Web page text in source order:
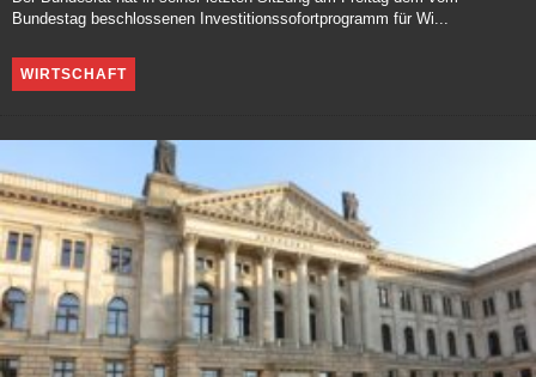
Bundestag beschlossenen Investitionssofortprogramm für Wi...
WIRTSCHAFT